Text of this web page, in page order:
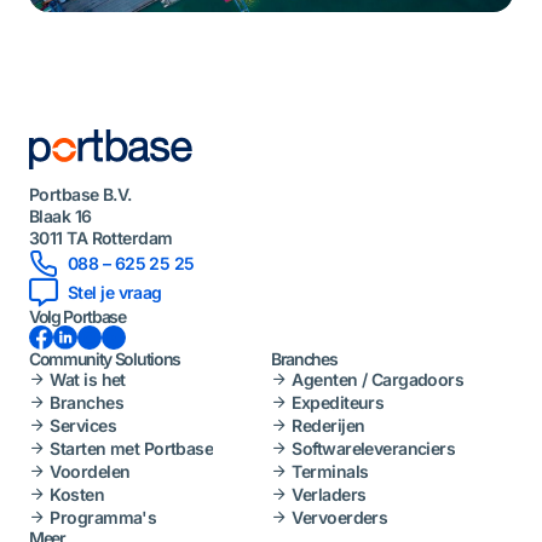
Portbase B.V.
Blaak 16
3011 TA Rotterdam
088 – 625 25 25
Stel je vraag
Volg Portbase
Facebook LinkedInInstagramYouTube
Community Solutions
Wat is het
Branches
Services
Starten met Portbase
Voordelen
Kosten
Programma's
Branches
Agenten / Cargadoors
Expediteurs
Rederijen
Softwareleveranciers
Terminals
Verladers
Vervoerders
Meer